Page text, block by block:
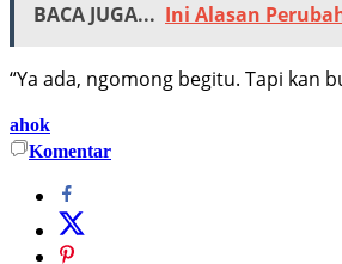
BACA JUGA... Ini Alasan
“Ya ada, ngomong begitu. Tapi kan
ahok
Komentar